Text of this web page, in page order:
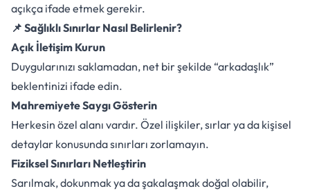
açıkça ifade etmek gerekir.
📌 Sağlıklı Sınırlar Nasıl Belirlenir?
Açık İletişim Kurun
Duygularınızı saklamadan, net bir şekilde “arkadaşlık”
beklentinizi ifade edin.
Mahremiyete Saygı Gösterin
Herkesin özel alanı vardır. Özel ilişkiler, sırlar ya da kişisel
detaylar konusunda sınırları zorlamayın.
Fiziksel Sınırları Netleştirin
Sarılmak, dokunmak ya da şakalaşmak doğal olabilir,